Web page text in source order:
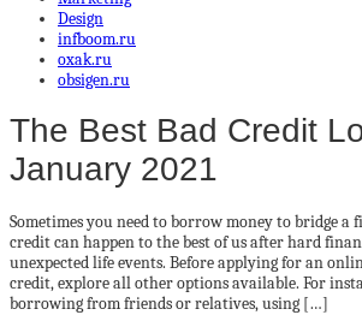
Design
infboom.ru
oxak.ru
obsigen.ru
The Best Bad Credit
January 2021
Sometimes you need to borrow money to bridge a
credit can happen to the best of us after hard
unexpected life events. Before applying for an
credit, explore all other options available. For
borrowing from friends or relatives, using […]